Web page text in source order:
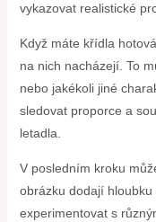
vykazovat realistické
Když máte křídla
na nich nacházejí. To
nebo jakékoli jiné
sledovat proporce a
letadla.
V posledním kroku
obrázku dodají
experimentovat s